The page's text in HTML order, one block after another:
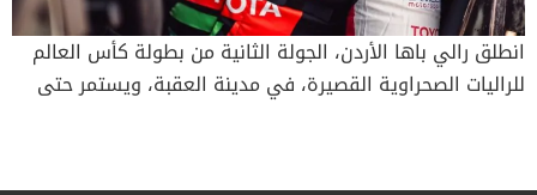
انطلق رالي باها الأردن، الجولة الثانية من بطولة كأس العالم
للراليات الصحراوية القصيرة، في مدينة العقبة، ويستمر حتى
المرحلة ‏الاستعراضية (5.15 كم) لباها الأردن كل من السعودي